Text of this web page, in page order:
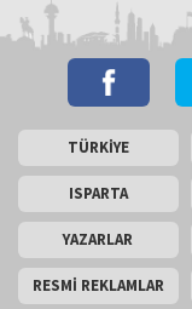
TÜRKİYE
ISPARTA
YAZARLAR
RESMİ REKLAMLAR